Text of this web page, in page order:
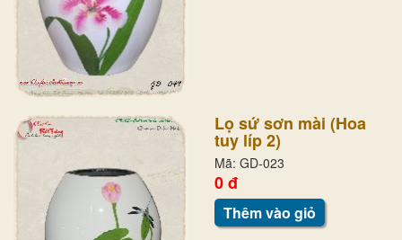
Lọ sứ sơn mài (Hoa
tuy líp 2)
Mã: GD-023
0 đ
Thêm vào giỏ